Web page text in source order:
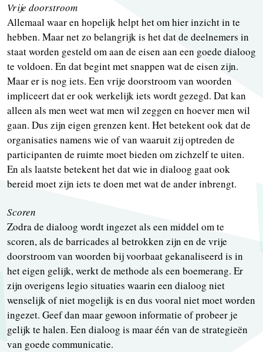
Vrije doorstroom
Allemaal waar en hopelijk helpt het om hier inzicht in te
hebben. Maar net zo belangrijk is het dat de deelnemers in
staat worden gesteld om aan de eisen aan een goede dialoog
te voldoen. En dat begint met snappen wat de eisen zijn.
Maar er is nog iets. Een vrije doorstroom van woorden
impliceert dat er ook werkelijk iets wordt gezegd. Dat kan
alleen als men weet wat men wil zeggen en hoever men wil
gaan. Dus zijn eigen grenzen kent. Het betekent ook dat de
organisaties namens wie of van waaruit zij optreden de
participanten de ruimte moet bieden om zichzelf te uiten.
En als laatste betekent het dat wie in dialoog gaat ook
bereid moet zijn iets te doen met wat de ander inbrengt.
Scoren
Zodra de dialoog wordt ingezet als een middel om te
scoren, als de barricades al betrokken zijn en de vrije
doorstroom van woorden bij voorbaat gekanaliseerd is in
het eigen gelijk, werkt de methode als een boemerang. Er
zijn overigens legio situaties waarin een dialoog niet
wenselijk of niet mogelijk is en dus vooral niet moet worden
ingezet. Geef dan maar gewoon informatie of probeer je
gelijk te halen. Een dialoog is maar één van de strategieën
van goede communicatie.